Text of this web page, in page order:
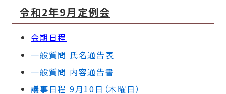
令和2年9月定例会
会期日程
一般質問 氏名通告表
一般質問 内容通告書
議事日程 9月10日（木曜日）